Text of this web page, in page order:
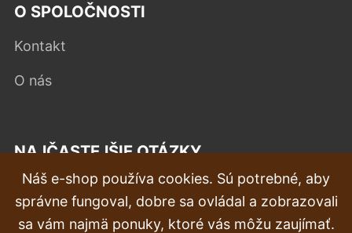
O SPOLOČNOSTI
Kontakt
O nás
NAJČASTEJŠIE OTÁZKY
Reklamácia
Doprava a doručenie
Náš e-shop používa cookies. Sú potrebné, aby
správne fungoval, dobre sa ovládal a zobrazovali
sa vám najmä ponuky, ktoré vás môžu zaujímať.